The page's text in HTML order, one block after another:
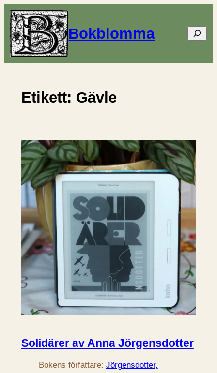
Hoppa
till
innehåll
Bokblomma Sök
Etikett: Gävle
Solidärer av Anna Jörgensdotter
Bokens författare: Jörgensdotter,